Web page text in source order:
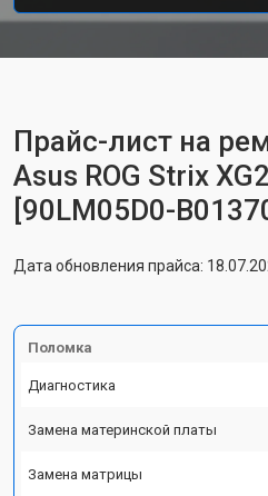
Прайс-лист на
Asus ROG Strix
[90LM05D0-
Дата обновления прайса:
Поломка
Диагностика
Замена материнской платы
Замена матрицы